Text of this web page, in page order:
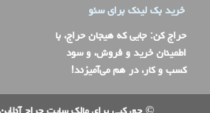
خرید بک لینک برای سئو
حراج کن: جایی که هیجان حراج، با
اطمینان خرید و فروش، و سود
کسب و کار، در هم می‌آمیزند!